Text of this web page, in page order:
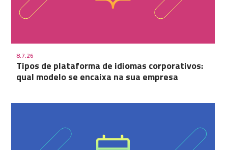
8.7.26
Tipos de plataforma de idiomas corporativos:
qual modelo se encaixa na sua empresa